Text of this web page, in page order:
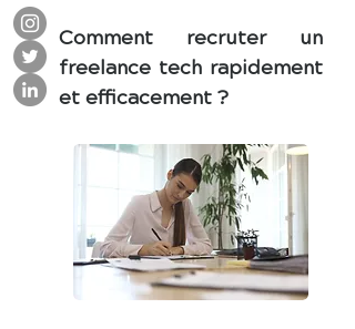
Comment recruter un
freelance tech rapidement
et efficacement ?